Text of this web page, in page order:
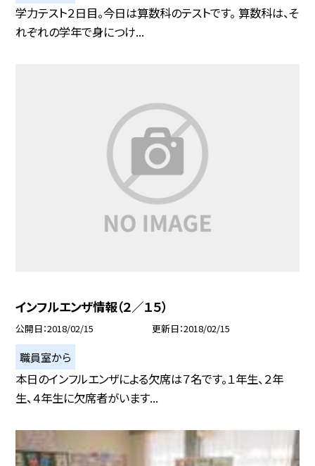
学力テスト２日目。今日は算数科のテストです。 算数科は、そ
れぞれの学年で身につけ...
インフルエンザ情報（２／１５）
公開日 2018/02/15 更新日 2018/02/15
職員室から
本日のインフルエンザによる欠席は７名です。１年生、２年
生、４年生に欠席者がいます...